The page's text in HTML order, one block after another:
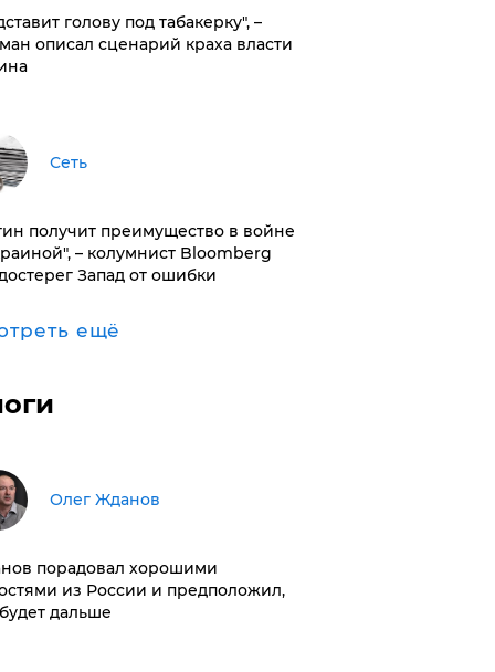
голову под табакерку", –
описал сценарий краха власти
Сеть
получит преимущество в войне
– колумнист Bloomberg
Запад от ошибки
ещё
Олег Жданов
порадовал хорошими
из России и предположил,
дальше